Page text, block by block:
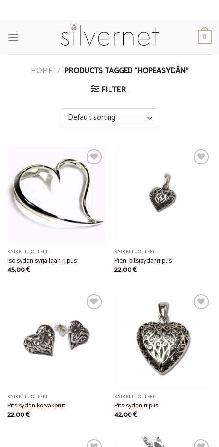
0
HOME / PRODUCTS TAGGED “HOPEASYDÄN”
FILTER
Add to
Wishlist
KAIKKI TUOTTEET
Iso sydän syrjällään riipus
45,00€
KAIKKI TUOTTEET
Pieni pitsisydänriipus
22,00€
Add to
Wishlist
KAIKKI TUOTTEET
Pitsisydän korvakorut
22,00€
Add to
Wishlist
KAIKKI TUOTTEET
Pitsisydän riipus
42,00€